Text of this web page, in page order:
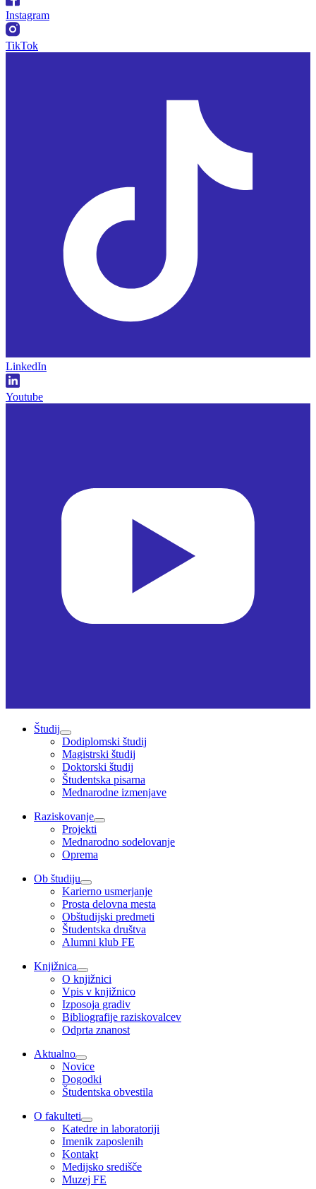
Instagram
TikTok
LinkedIn
Youtube
Študij
Dodiplomski študij
Magistrski študij
Doktorski študij
Študentska pisarna
Mednarodne izmenjave
Raziskovanje
Projekti
Mednarodno sodelovanje
Oprema
Ob študiju
Karierno usmerjanje
Prosta delovna mesta
Obštudijski predmeti
Študentska društva
Alumni klub FE
Knjižnica
O knjižnici
Vpis v knjižnico
Izposoja gradiv
Bibliografije raziskovalcev
Odprta znanost
Aktualno
Novice
Dogodki
Študentska obvestila
O fakulteti
Katedre in laboratoriji
Imenik zaposlenih
Kontakt
Medijsko središče
Muzej FE